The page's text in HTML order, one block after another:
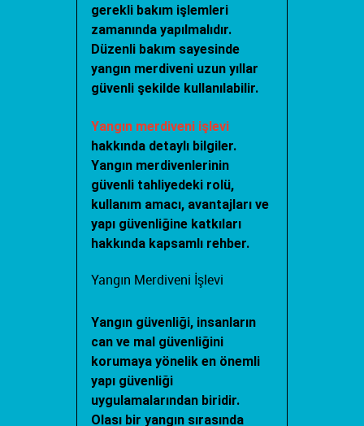
gerekli bakım işlemleri
zamanında yapılmalıdır.
Düzenli bakım sayesinde
yangın merdiveni uzun yıllar
güvenli şekilde kullanılabilir.
Yangın merdiveni işlevi
hakkında detaylı bilgiler.
Yangın merdivenlerinin
güvenli tahliyedeki rolü,
kullanım amacı, avantajları ve
yapı güvenliğine katkıları
hakkında kapsamlı rehber.
Yangın Merdiveni İşlevi
Yangın güvenliği, insanların
can ve mal güvenliğini
korumaya yönelik en önemli
yapı güvenliği
uygulamalarından biridir.
Olası bir yangın sırasında